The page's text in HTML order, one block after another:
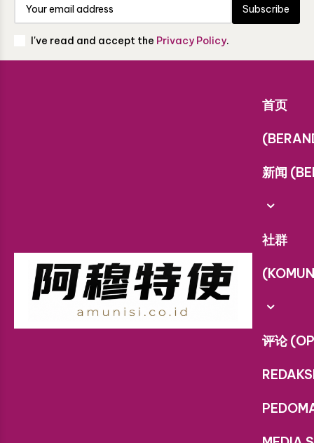
Subscribe
I've read and accept the Privacy Policy.
首页
新闻
社群
评论